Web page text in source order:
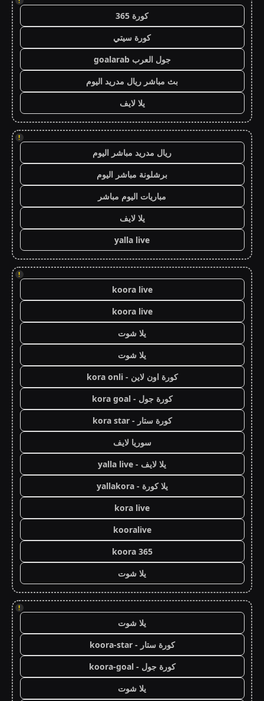
كورة 365
كورة سيتي
جول العرب goalarab
بث مباشر ريال مدريد اليوم
يلا لايف
!
ريال مدريد مباشر اليوم
برشلونة مباشر اليوم
مباريات اليوم مباشر
يلا لايف
yalla live
!
koora live
koora live
يلا شوت
يلا شوت
كورة اون لاين - kora onli
كورة جول - kora goal
كورة ستار - kora star
سوريا لايف
يلا لايف - yalla live
يلا كورة - yallakora
kora live
kooralive
koora 365
يلا شوت
!
يلا شوت
كورة ستار - koora-star
كورة جول - koora-goal
يلا شوت